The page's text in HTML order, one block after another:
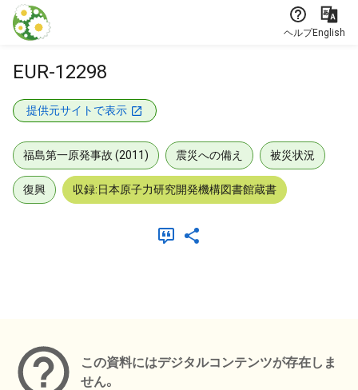
本文に飛ぶ
ヘルプEnglish
EUR-12298
提供元サイトで表示
福島第一原発事故 (2011) 震災への備え 被災状況
復興 収録:日本原子力研究開発機構図書館蔵書
この資料にはデジタルコンテンツが存在しま
せん。